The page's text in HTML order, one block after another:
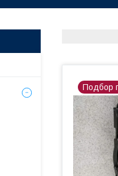
Подбор